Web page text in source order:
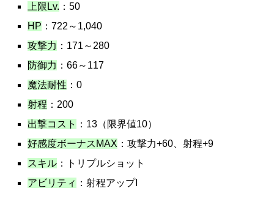
上限Lv. ：50
HP ：722～1,040
攻撃力 ：171～280
防御力 ：66～117
魔法耐性 ：0
射程 ：200
出撃コスト
：13（限界値10）
好感度ボーナスMAX ：攻撃力+60、射程+9
スキル ：トリプルショット
アビリティ ：射程アップI